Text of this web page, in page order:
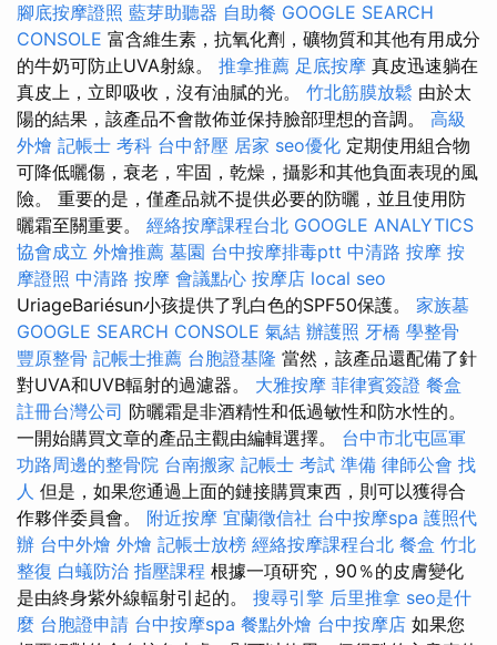
腳底按摩證照 藍芽助聽器 自助餐 GOOGLE SEARCH
CONSOLE 富含維生素，抗氧化劑，礦物質和其他有用成分
的牛奶可防止UVA射線。 推拿推薦 足底按摩 真皮迅速躺在
真皮上，立即吸收，沒有油膩的光。 竹北筋膜放鬆 由於太
陽的結果，該產品不會散佈並保持臉部理想的音調。 高級
外燴 記帳士 考科 台中舒壓 居家 seo優化 定期使用組合物
可降低曬傷，衰老，牢固，乾燥，攝影和其他負面表現的風
險。 重要的是，僅產品就不提供必要的防曬，並且使用防
曬霜至關重要。 經絡按摩課程台北 GOOGLE ANALYTICS
協會成立 外燴推薦 墓園 台中按摩排毒ptt 中清路 按摩 按
摩證照 中清路 按摩 會議點心 按摩店 local seo
UriageBariésun小孩提供了乳白色的SPF50保護。 家族墓
GOOGLE SEARCH CONSOLE 氣結 辦護照 牙橋 學整骨
豐原整骨 記帳士推薦 台胞證基隆 當然，該產品還配備了針
對UVA和UVB輻射的過濾器。 大雅按摩 菲律賓簽證 餐盒
註冊台灣公司 防曬霜是非酒精性和低過敏性和防水性的。
一開始購買文章的產品主觀由編輯選擇。 台中市北屯區軍
功路周邊的整骨院 台南搬家 記帳士 考試 準備 律師公會 找
人 但是，如果您通過上面的鏈接購買東西，則可以獲得合
作夥伴委員會。 附近按摩 宜蘭徵信社 台中按摩spa 護照代
辦 台中外燴 外燴 記帳士放榜 經絡按摩課程台北 餐盒 竹北
整復 白蟻防治 指壓課程 根據一項研究，90％的皮膚變化
是由終身紫外線輻射引起的。 搜尋引擎 后里推拿 seo是什
麼 台胞證申請 台中按摩spa 餐點外燴 台中按摩店 如果您